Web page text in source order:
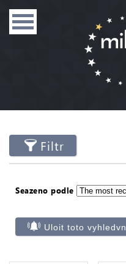
Filtr
Seazeno podle
Uloit toto vyhledvn